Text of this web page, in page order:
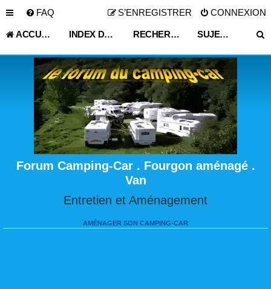
FAQ CONNEXION
S’ENREGISTRER
ACCUEIL INDEX DU FORUM RECHERCHER SUJETS SANS RÉPONSE
Forum Camping-Car . Fourgon aménagé .
Van
Entretien et Aménagement
AMÉNAGER SON CAMPING-CAR